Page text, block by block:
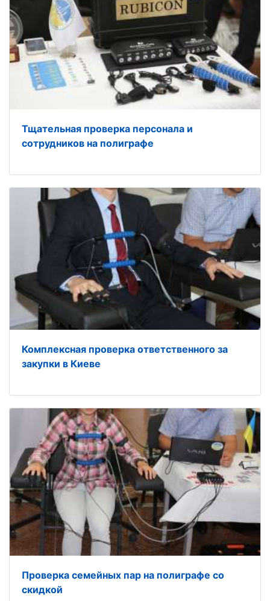
Тщательная проверка персонала и
сотрудников на полиграфе
Комплексная проверка ответственного за
закупки в Киеве
Проверка семейных пар на полиграфе со
скидкой